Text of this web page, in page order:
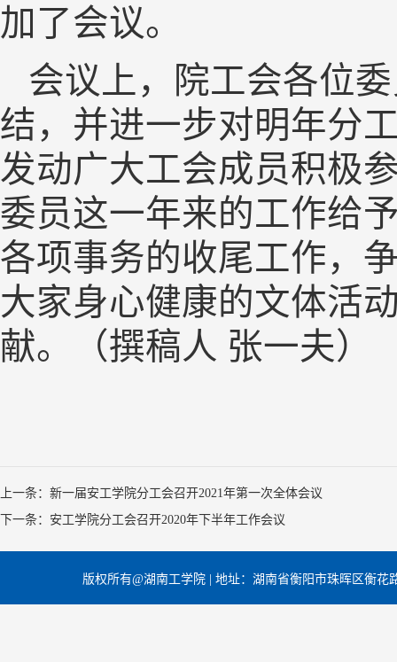
加了会议。
会议上，院工会各位
结，并进一步对明年分
发动广大工会成员积极
委员这一年来的工作给
各项事务的收尾工作，
大家身心健康的文体活
献。
（撰稿人 张一夫）
上一条：新一届安工学院分工会召开2021年第一次全体会议
下一条：安工学院分工会召开2020年下半年工作会议​
版权所有@湖南工学院 | 地址：湖南省衡阳市珠晖区衡花